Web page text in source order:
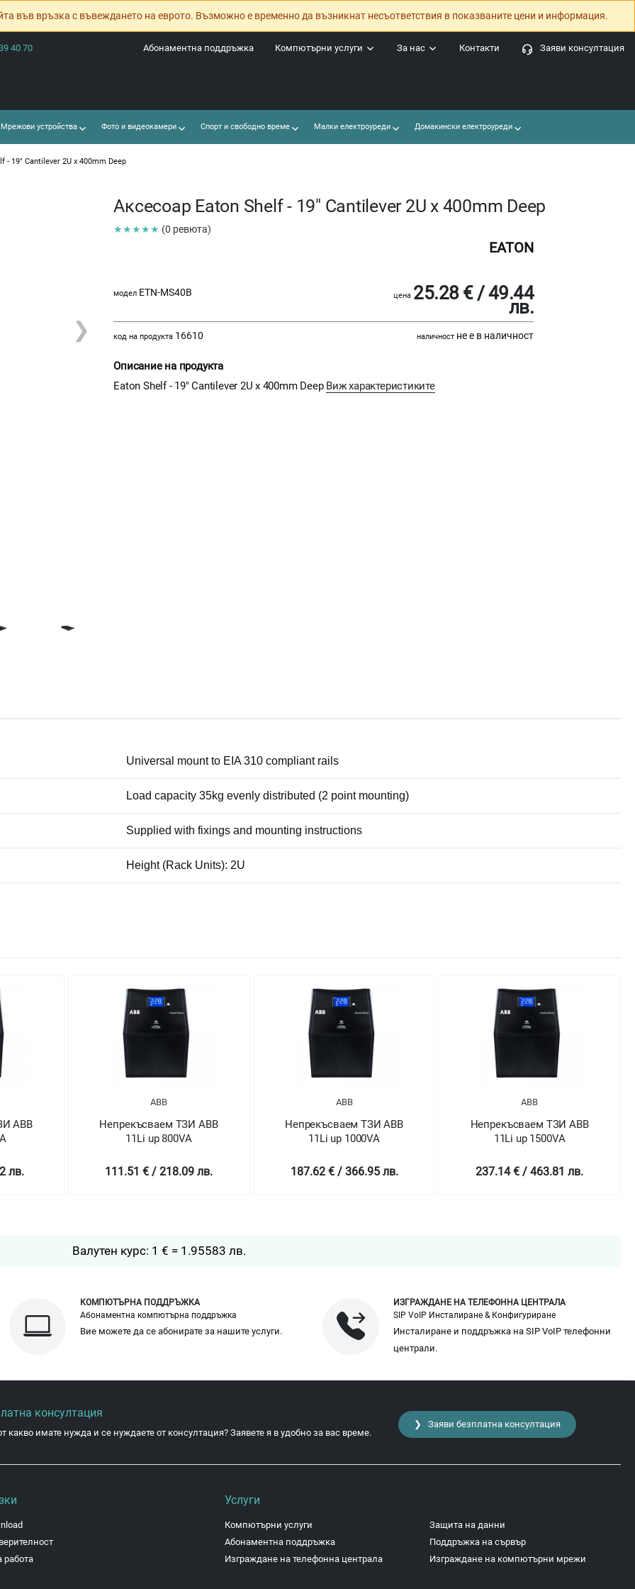
във връзка с въвеждането на еврото. Възможно е временно да възникнат несъответствия в показваните цени и информация.
40 70 Заяви консултация
Контакти
За нас
Компютърни услуги
Абонаментна поддръжка
устройства Фото и видеокамери Спорт и свободно време Малки електроуреди Домакински електроуреди
- 19" Cantilever 2U x 400mm Deep
❯
Аксесоар Eaton Shelf - 19" Cantilever 2U x 400mm Deep
★★★★★ (0 ревюта)
EATON
модел ETN-MS40B цена 25.28 € / 49.44
лв.
код на продукта 16610 наличност не е в наличност
Описание на продукта
Eaton Shelf - 19" Cantilever 2U x 400mm Deep Виж характеристиките
Universal mount to EIA 310 compliant rails
Load capacity 35kg evenly distributed (2 point mounting)
Supplied with fixings and mounting instructions
Height (Rack Units): 2U
ABB
лв.
ABB
Непрекъсваем ТЗИ ABB
11Li up 800VA
111.51 € / 218.09 лв.
ABB
Непрекъсваем ТЗИ ABB
11Li up 1000VA
187.62 € / 366.95 лв.
ABB
Непрекъсваем ТЗИ ABB
11Li up 1500VA
237.14 € / 463.81 лв.
Валутен курс: 1 € = 1.95583 лв.
КОМПЮТЪРНА ПОДДРЪЖКА
Абонаментна компютърна поддръжка
Вие можете да се абонирате за нашите услуги.
ИЗГРАЖДАНЕ НА ТЕЛЕФОННА ЦЕНТРАЛА
SIP VoIP Инсталиране & Конфигуриране
Инсталиране и поддръжка на SIP VoIP телефонни
централи.
консултация
какво имате нужда и се нуждаете от консултация? Заявете я в удобно за вас време.
❯ Заяви безплатна консултация
работа
Услуги
Компютърни услуги
Абонаментна поддръжка
Изграждане на телефонна централа
Защита на данни
Поддръжка на сървър
Изграждане на компютърни мрежи